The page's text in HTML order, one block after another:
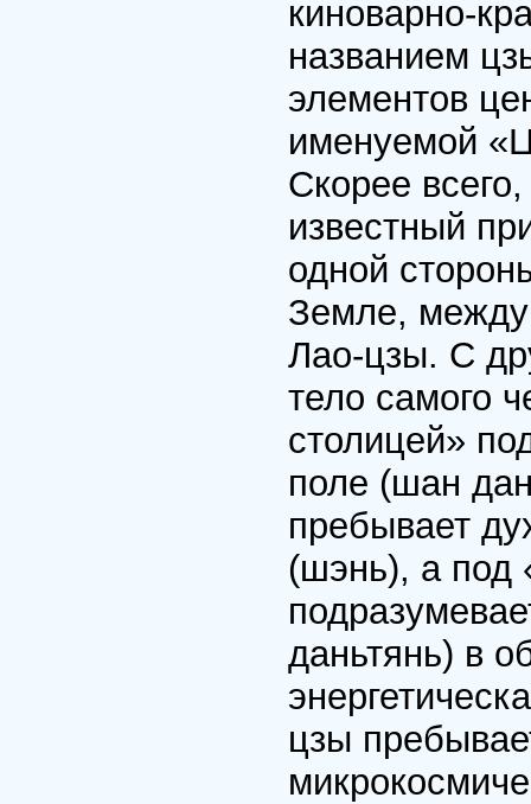
киноварно-
названием
элементов
именуемой
Скорее
известный
одной
Земле, между
Лао-цзы. С
тело самого
столицей»
поле (шан
пребывает
(шэнь), а под
даньтянь) в
цзы